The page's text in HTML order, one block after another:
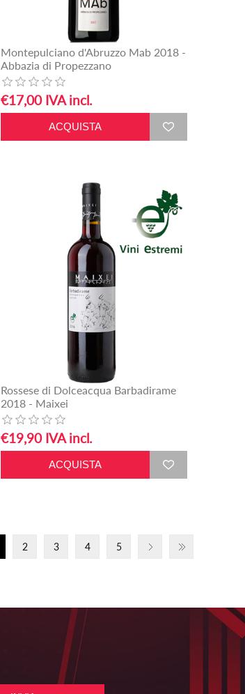
Montepulciano d'Abruzzo Mab 2018 -
Abbazia di Propezzano
€17,00 IVA incl.
Rossese di Dolceacqua Barbadirame
2018 - Maixei
€19,90 IVA incl.
2 3 4 5